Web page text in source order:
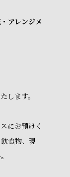
アレンジメ
します。
にお預けく
食物、現